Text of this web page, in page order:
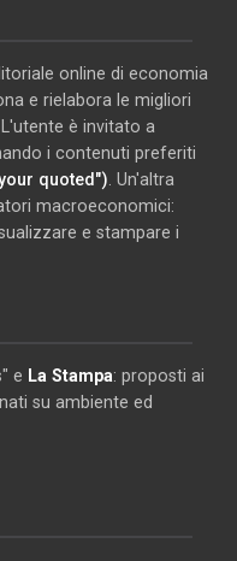
online di economia
e rielabora le migliori
è invitato a
i contenuti preferiti
quoted") . Un'altra
macroeconomici:
e stampare i
e La Stampa: proposti ai
su ambiente ed